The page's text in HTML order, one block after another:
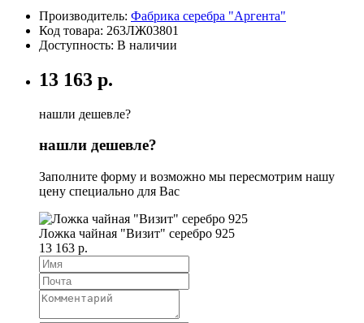
Производитель: Фабрика серебра "Аргента"
Код товара: 263ЛЖ03801
Доступность: В наличии
13 163 р.
нашли дешевле?
нашли дешевле?
Заполните форму и возможно мы пересмотрим нашу
цену специально для Вас
Ложка чайная "Визит" серебро 925
13 163 р.